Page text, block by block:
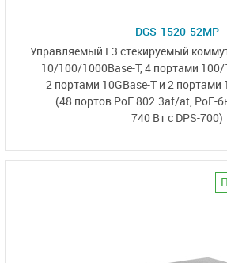
DGS-1520-52MP
Управляемый L3 стекируемый
10/100/1000Base-T,4 портами 100/
2 портами 10GBase-T и 2 портами
(48 портов PoE 802.3af/at, PoE-
740 Вт с DPS-700)